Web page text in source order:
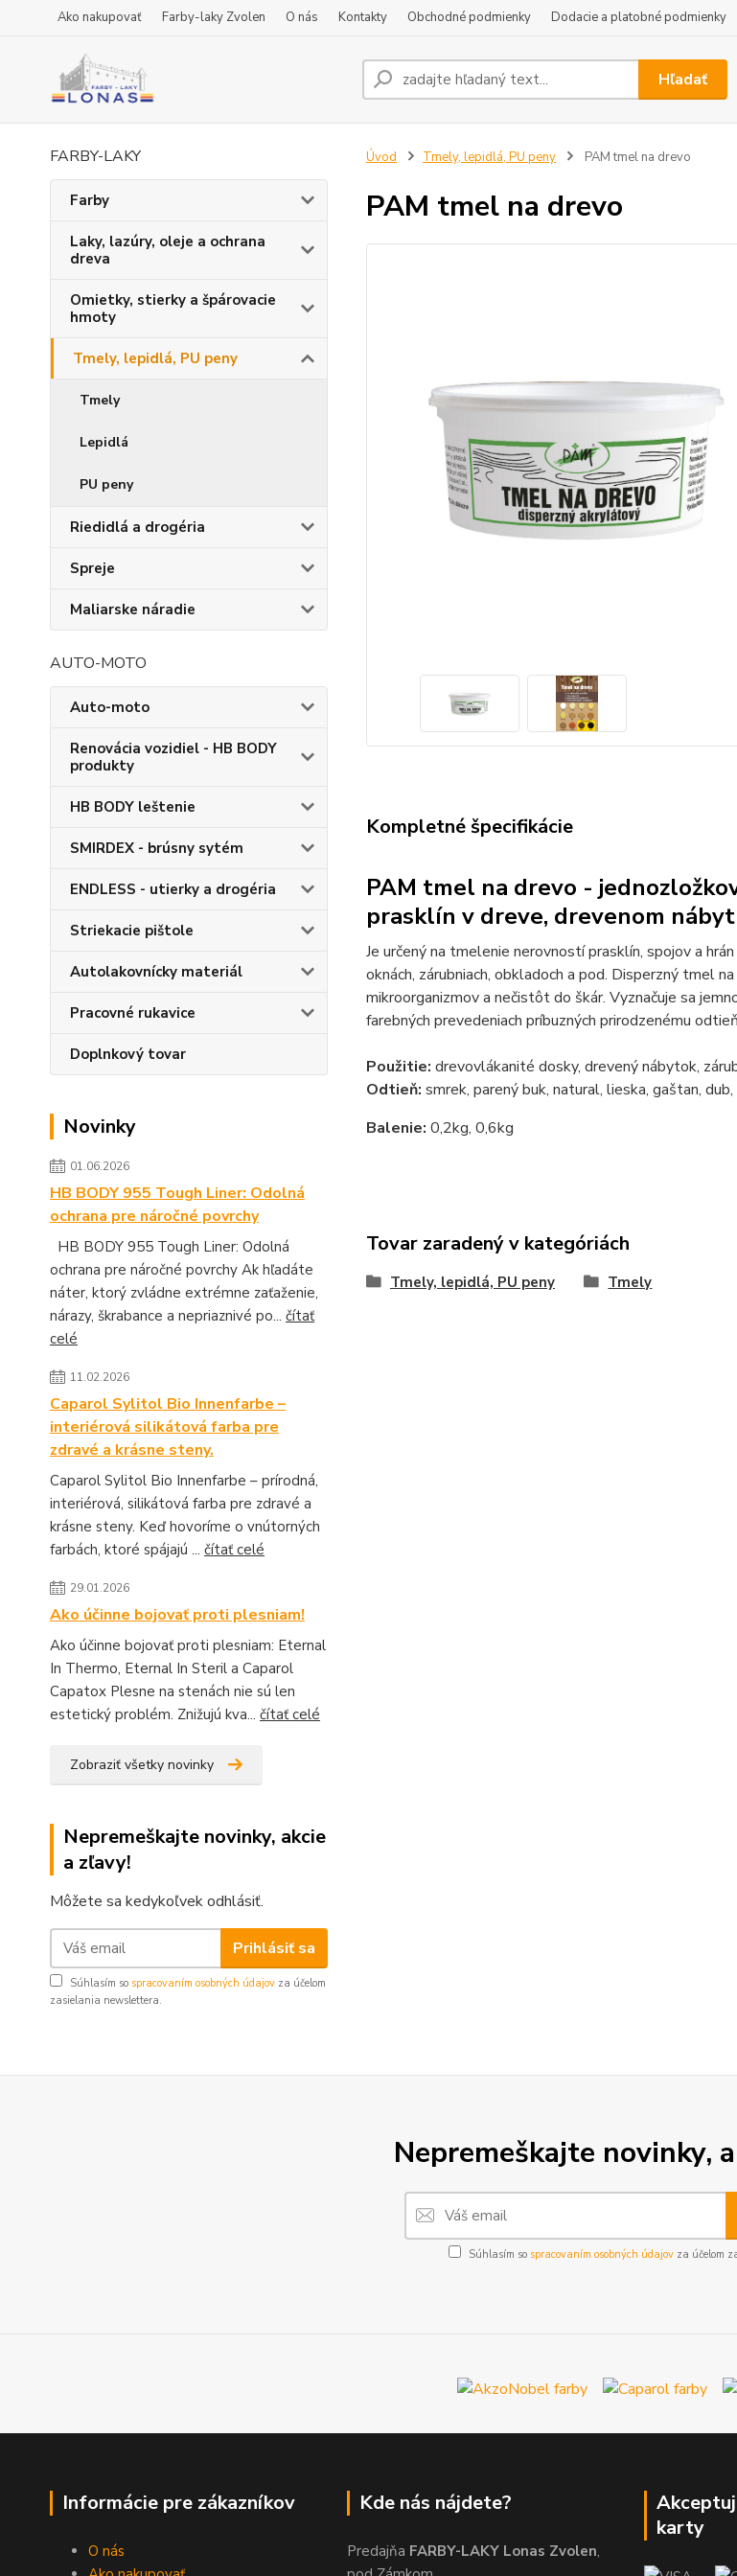
Ako nakupovať Farby-laky Zvolen O nás Kontakty Obchodné podmienky Dodacie a platobné podmienky
Hľadať
FARBY-LAKY
Farby
Laky, lazúry, oleje a ochrana
dreva
Omietky, stierky a špárovacie
hmoty
Tmely, lepidlá, PU peny
Tmely
Lepidlá
PU peny
Riedidlá a drogéria
Spreje
Maliarske náradie
AUTO-MOTO
Auto-moto
Renovácia vozidiel - HB BODY
produkty
HB BODY leštenie
SMIRDEX - brúsny sytém
ENDLESS - utierky a drogéria
Striekacie pištole
Autolakovnícky materiál
Pracovné rukavice
Doplnkový tovar
Novinky
01.06.2026
HB BODY 955 Tough Liner: Odolná
ochrana pre náročné povrchy
HB BODY 955 Tough Liner: Odolná
ochrana pre náročné povrchy Ak hľadáte
náter, ktorý zvládne extrémne zaťaženie,
nárazy, škrabance a nepriaznivé po... čítať
celé
11.02.2026
Caparol Sylitol Bio Innenfarbe –
interiérová silikátová farba pre
zdravé a krásne steny.
Caparol Sylitol Bio Innenfarbe – prírodná,
interiérová, silikátová farba pre zdravé a
krásne steny. Keď hovoríme o vnútorných
farbách, ktoré spájajú ... čítať celé
29.01.2026
Ako účinne bojovať proti plesniam!
Ako účinne bojovať proti plesniam: Eternal
In Thermo, Eternal In Steril a Caparol
Capatox Plesne na stenách nie sú len
estetický problém. Znižujú kva... čítať celé
Zobraziť všetky novinky
Nepremeškajte novinky, akcie
a zľavy!
Môžete sa kedykoľvek odhlásiť.
Prihlásiť sa
Súhlasím so spracovaním osobných údajov za účelom
zasielania newslettera.
Úvod Tmely, lepidlá, PU peny PAM tmel na drevo
PAM tmel na drevo
Kompletné špecifikácie
PAM tmel na drevo -
prasklín v dreve, drevenom
Je určený na tmelenie nerovností prasklín, spojov a
oknách, zárubniach, obkladoch a pod. Disperzný tmel
mikroorganizmov a nečistôt do škár. Vyznačuje sa
farebných prevedeniach príbuzných prirodzenému
Použitie: drevovlákanité dosky, drevený nábytok,
Odtieň: smrek, parený buk, natural, lieska, gaštan,
Balenie: 0,2kg, 0,6kg
Tovar zaradený v kategóriách
Tmely, lepidlá, PU peny Tmely
Nepremeškajte novinky,
Súhlasím so spracovaním osobných údajov za účelom
Informácie pre zákazníkov
O nás
Kde nás nájdete?
Predajňa FARBY-LAKY Lonas Zvolen,
karty